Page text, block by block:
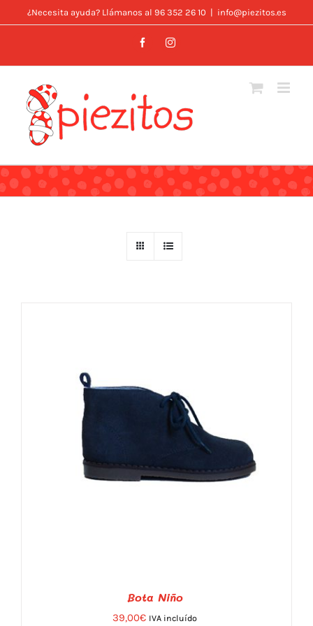
to
¿Necesita ayuda? Llámanos al 96 352 26 10 | info@piezitos.es
FacebookInstagram
Bota Niño
39,00€ IVA incluído